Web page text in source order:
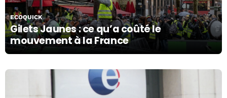
Gilets Jaunes : ce qu’a coûté le
mouvement à la France
ECOQUICK